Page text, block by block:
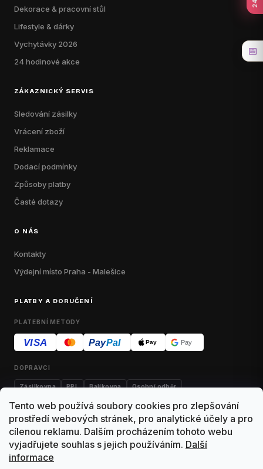
Tento web používá soubory cookies pro zlepšování
prostředí webových stránek, pro analytické účely a pro
cílenou reklamu. Dalším procházením tohoto webu
vyjadřujete souhlas s jejich používáním. Další
informace
Dekorace & pracovní stůl
Lifestyle & dárky
Vychytávky 2026
24 hodinové akce
ZÁKAZNICKÝ SERVIS
Sledování zásilky
Vrácení zboží
Reklamace
Dodací podmínky
Způsoby platby
Časté dotazy
O NÁS
Kontakty
Výdejní místo Praha - Malešice
PLATBY A DORUČENÍ
PLATEBNÍ METODY
VISA PayPal Pay Pay
DOPRAVCI
Zásilkovna PPL Balíkovna Osobní odběr
KontaktyObchodní podmínkyDodací podmínky
Výdejní místo Malešice
📅